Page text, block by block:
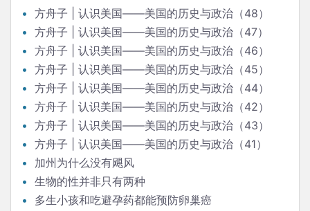
方舟子 | 认识美国——美国的历史与政治（48）
方舟子 | 认识美国——美国的历史与政治（47）
方舟子 | 认识美国——美国的历史与政治（46）
方舟子 | 认识美国——美国的历史与政治（45）
方舟子 | 认识美国——美国的历史与政治（44）
方舟子 | 认识美国——美国的历史与政治（42）
方舟子 | 认识美国——美国的历史与政治（43）
方舟子 | 认识美国——美国的历史与政治（41）
加州为什么没有飓风
生物的性并非只有两种
多生小孩和吃避孕药都能预防卵巢癌